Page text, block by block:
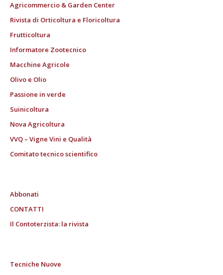
Agricommercio & Garden Center
Rivista di Orticoltura e Floricoltura
Frutticoltura
Informatore Zootecnico
Macchine Agricole
Olivo e Olio
Passione in verde
Suinicoltura
Nova Agricoltura
VVQ – Vigne Vini e Qualità
Comitato tecnico scientifico
Abbonati
CONTATTI
Il Contoterzista: la rivista
Tecniche Nuove